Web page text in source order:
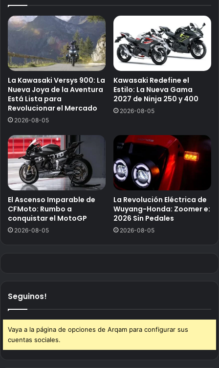
La Kawasaki Versys 900: La
Nueva Joya de la Aventura
Está Lista para
Revolucionar el Mercado
2026-08-05
Kawasaki Redefine el
Estilo: La Nueva Gama
2027 de Ninja 250 y 400
2026-08-05
El Ascenso Imparable de
CFMoto: Rumbo a
conquistar el MotoGP
2026-08-05
La Revolución Eléctrica de
Wuyang-Honda: Zoomer e:
2026 Sin Pedales
2026-08-05
Seguinos!
Vaya a la página de opciones de Arqam para configurar sus
cuentas sociales.